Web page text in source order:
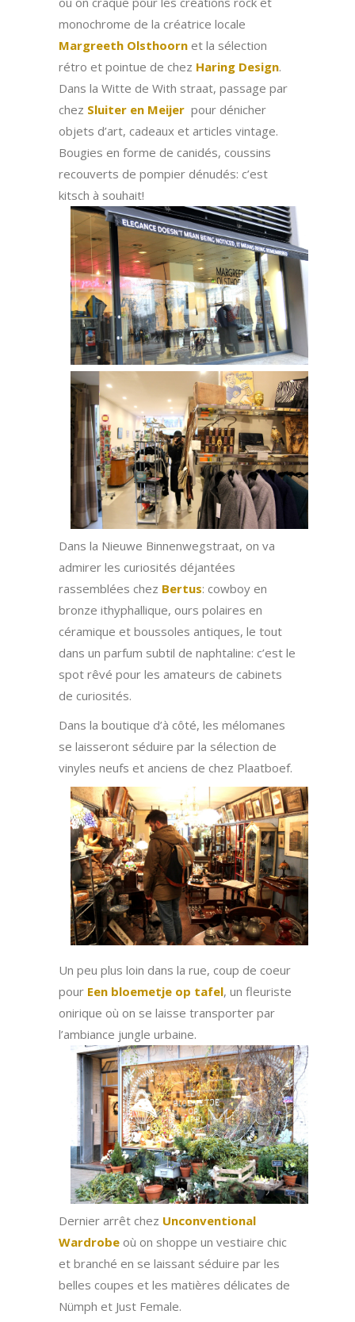
monochrome de la créatrice locale
Margreeth Olsthoorn et la sélection
rétro et pointue de chez Haring Design.
Dans la Witte de With straat, passage par
chez Sluiter en Meijer pour dénicher
objets d’art, cadeaux et articles vintage.
Bougies en forme de canidés, coussins
recouverts de pompier dénudés: c’est
kitsch à souhait!
Dans la Nieuwe Binnenwegstraat, on va
admirer les curiosités déjantées
rassemblées chez Bertus: cowboy en
bronze ithyphallique, ours polaires en
céramique et boussoles antiques, le tout
dans un parfum subtil de naphtaline: c’est le
spot rêvé pour les amateurs de cabinets
de curiosités.
Dans la boutique d’à côté, les mélomanes
se laisseront séduire par la sélection de
vinyles neufs et anciens de chez Plaatboef.
Un peu plus loin dans la rue, coup de coeur
pour Een bloemetje op tafel, un fleuriste
onirique où on se laisse transporter par
l’ambiance jungle urbaine.
Dernier arrêt chez Unconventional
Wardrobe où on shoppe un vestiaire chic
et branché en se laissant séduire par les
belles coupes et les matières délicates de
Nümph et Just Female.